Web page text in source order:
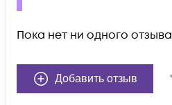
Пока нет ни одного отзыва
Добавить отзыв